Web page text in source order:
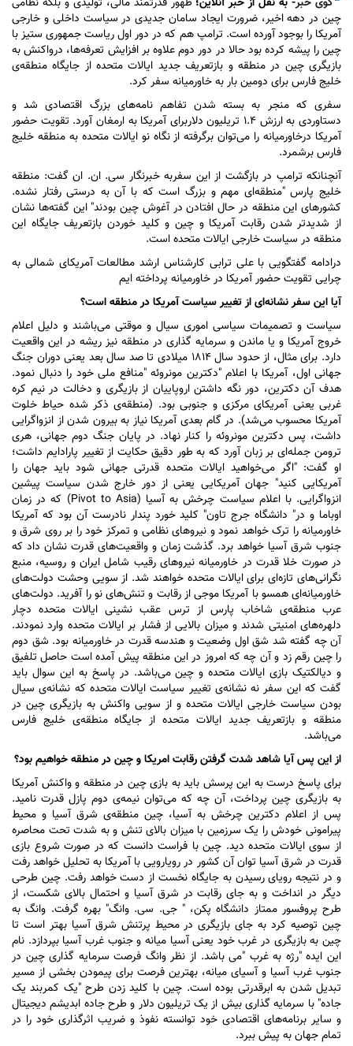
گوی خبر- به نقل از خبر آنلاین؛ظهور قدرتمند مالی، تولیدی و بلکه نظامی
چین در دهه اخیر، ضرورت ایجاد سامان جدیدی در سیاست داخلی و خارجی
آمریکا را بوجود آورده است. ترامپ هم که در دور اول ریاست جمهوری ستیز با
چین را پیشه کرده بود حالا در دور دوم علاوه بر افزایش تعرفه‌ها، درواکنش به
بازیگری چین در منطقه و بازتعریف جدید ایالات متحده از جایگاه منطقه‌ی
خلیج فارس برای دومین بار به خاورمیانه سفر کرد.
سفری که منجر به بسته شدن تفاهم نامه‌های بزرگ اقتصادی شد و
دستاوردی به ارزش ۱.۴ تریلیون دلاربرای آمریکا به ارمغان آورد. تقویت حضور
آمریکا درخاورمیانه را می‌توان برگرفته از نگاه نو ایالات متحده به منطقه خلیج
فارس برشمرد.
آنچنانکه ترامپ در بازگشت از این سفربه خبرنگار سی. ان. ان گفت: منطقه
خلیج پارس "منطقه‌ای مهم و بزرگ است که با آن به درستی رفتار نشده.
کشور‌های این منطقه در حال افتادن در آغوش چین بودند" این گفته‌ها نشان
از شدیدتر شدن رقابت آمریکا و چین و کلید خوردن بازتعریف جایگاه این
منطقه در سیاست خارجی ایالات متحده است.
درادامه گفتگویی با علی ترابی کارشناس ارشد مطالعات آمریکای شمالی به
چرایی تقویت حضور آمریکا در خاورمیانه پرداخته ایم
آیا این سفر نشانه‌ای از تغییر سیاست آمریکا در منطقه است؟
سیاست و تصمیمات سیاسی اموری سیال و موقتی می‌باشند و دلیل اعلام
خروج آمریکا و یا ماندن و سرمایه گذاری در منطقه نیز ریشه در این واقعیت
دارد. برای مثال، از حدود سال ۱۸۱۴ میلادی تا صد سال بعد یعنی دوران جنگ
جهانی اول، آمریکا با اعلام "دکترین مونروئه "منافع ملی خود را دنبال نمود.
هدف آن دکترین، دور نگه داشتن اروپاییان از بازیگری و دخالت در نیم کره
غربی یعنی آمریکای مرکزی و جنوبی بود. (منطقه‌ی ذکر شده حیاط خلوت
آمریکا محسوب می‌شد). در گام بعدی آمریکا نیاز به بیرون شدن از انزواگرایی
داشت، پس دکترین مونروئه را کنار نهاد. در پایان جنگ دوم جهانی، هری
ترومن جمله‌ای بر زبان آورد که به طور دقیق حکایت از تغییر پارادایم داشت؛
او گفت: "اگر می‌خواهید ایالات متحده قدرتی جهانی شود باید جهان را
آمریکایی کنید" جهان آمریکایی یعنی از دور خارج شدن سیاست پیشین
انزواگرایی. با اعلام سیاست چرخش به آسیا (Pivot to Asia) که در زمان
اوباما و در" دانشگاه جرج تاون" کلید خورد پندار نادرست آن بود که آمریکا
خاورمیانه را ترک خواهد نمود و نیرو‌های نظامی و تمرکز خود را بر روی شرق و
جنوب شرق آسیا خواهد برد. گذشت زمان و واقعیت‌های قدرت نشان داد که
در صورت خلا قدرت در خاورمیانه نیرو‌های رقیب شامل ایران و روسیه، منبع
نگرانی‌های تازه‌ای برای ایالات متحده خواهند شد. از سویی وحشت دولت‌های
خاورمیانه‌ای همسو با آمریکا موجی از رقابت و تنش‌های نو را آفرید. دولت‌های
عرب منطقه‌ی شاخاب پارس از ترس عقب نشینی ایالات متحده دچار
دلهره‌های امنیتی شدند و میزان بالایی از فشار بر ایالات متحده وارد نمودند.
آن چه گفته شد شق اول وضعیت و هندسه قدرت در خاورمیانه بود. شق دوم
را چین رقم زد و آن چه که امروز در این منطقه پیش آمده است حاصل تلفیق
و دیالکتیک بازی ایالات متحده و چین می‌باشد. در پاسخ به این سوال باید
گفت که این سفر نه نشانه‌ی تغییر سیاست ایالات متحده که نشانه‌ی سیال
بودن سیاست خارجی ایالات متحده و از سویی واکنش به بازیگری چین در
منطقه و بازتعریف جدید ایالات متحده از جایگاه منطقه‌ی خلیج فارس
می‌باشد.
از این پس آیا شاهد شدت گرفتن رقابت امریکا و چین در منطقه خواهیم بود؟
برای پاسخ درست به این پرسش باید به بازی چین در منطقه و واکنش آمریکا
به بازیگری چین پرداخت، آن چه که می‌توان نیمه‌ی دوم پازل قدرت نامید.
پس از اعلام دکترین چرخش به آسیا، چین منطقه‌ی شرق آسیا و محیط
پیرامونی خودش را یک سرزمین با میزان بالای تنش و به شدت تحت محاصره
از سوی ایالات متحده دید. چین با فراست دانست که در صورت شروع بازی
قدرت در شرق آسیا توان آن کشور در رویارویی با آمریکا به تحلیل خواهد رفت
و در نتیجه رویای رسیدن به جایگاه نخست از دست خواهد رفت. چین طرحی
دیگر در انداخت و به جای رقابت در شرق آسیا و احتمال بالای شکست، از
طرح پروفسور ممتاز دانشگاه پکن، " جی. سی. وانگ" بهره گرفت. وانگ به
چین توصیه کرد به جای بازیگری در محیط پرتنش شرق آسیا بهتر است تا
چین به بازیگری در غرب خود یعنی آسیا میانه و جنوب غرب آسیا بپردازد. نام
این ایده "رژه به غرب "می باشد. از نظر وانگ فرصت سرمایه گذاری چین در
جنوب غرب آسیا و آسیای میانه، بهترین فرصت برای پیمودن بخشی از مسیر
تبدیل شدن به ابرقدرتی بوده است. چین با کلید زدن طرح "یک کمربند یک
جاده" با سرمایه گذاری بیش از یک تریلیون دلار و طرح جاده ابدیشم دیجیتال
و سایر برنامه‌های اقتصادی خود توانسته نفوذ و ضریب اثرگذاری خود را در
تمام جهان به پیش ببرد.